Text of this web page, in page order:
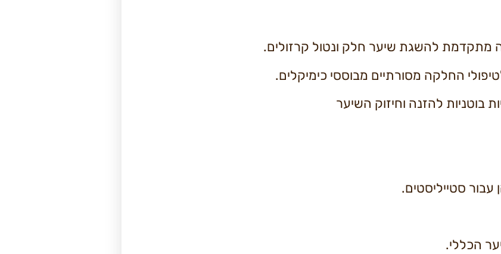
מתקדמת להשגת שיער חלק ונטול קרזולים.
החלקה מסורתיים מבוססי כימיקלים.
בוטניות להזנה וחיזוק השיער
סטייליסטים.
הכללי.